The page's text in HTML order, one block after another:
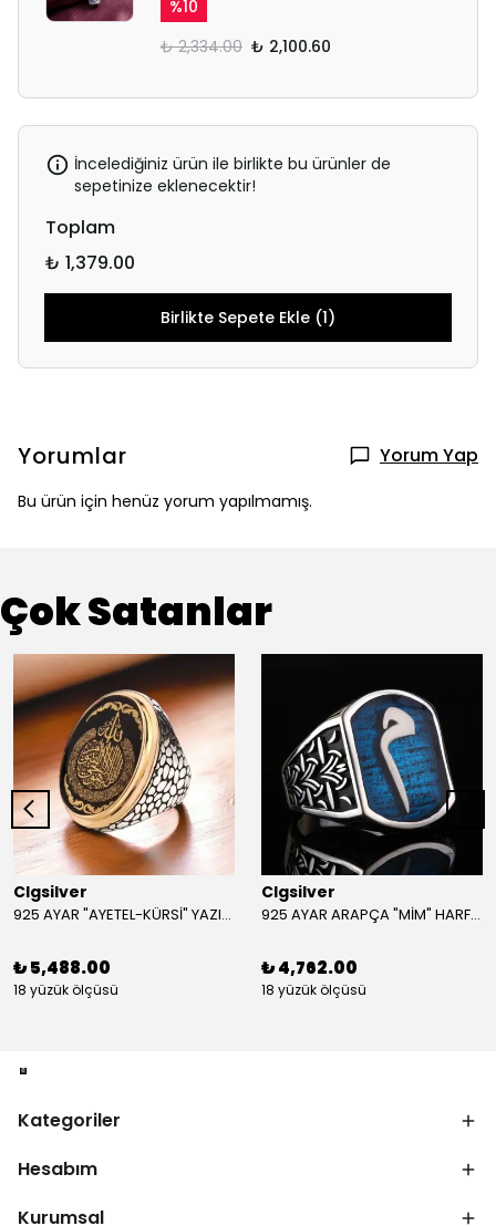
%10
₺ 2,334.00 ₺ 2,100.60
İncelediğiniz ürün ile birlikte bu ürünler de
sepetinize eklenecektir!
Toplam
₺ 1,379.00
Birlikte Sepete Ekle (1)
Yorumlar Yorum Yap
Bu ürün için henüz yorum yapılmamış.
Çok Satanlar
Clgsilver
925 AYAR "AYETEL-KÜRSİ" YAZILI GÜMÜŞ ERKEK YÜZÜK
₺ 5,488.00
18 yüzük ölçüsü
Clgsilver
925 AYAR ARAPÇA "MİM" HARFLİ GÜMÜŞ ERKEK YÜZÜK
₺ 4,762.00
18 yüzük ölçüsü
Kategoriler
Hesabım
Kurumsal